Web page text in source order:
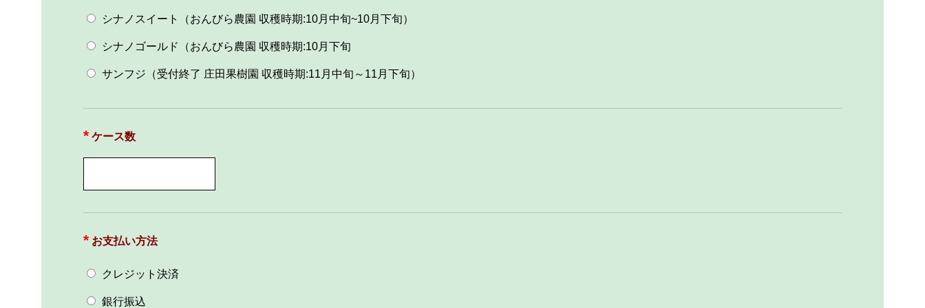
シナノスイート（おんびら農園 収穫時期:10月中旬~10月下旬）
シナノゴールド（おんびら農園 収穫時期:10月下旬
サンフジ（受付終了 庄田果樹園 収穫時期:11月中旬～11月下旬）
ケース数
お支払い方法
クレジット決済
銀行振込